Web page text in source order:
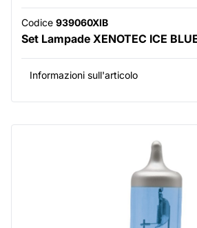
Codice 939060XIB
Set Lampade XENOTEC ICE
Informazioni sull'articolo